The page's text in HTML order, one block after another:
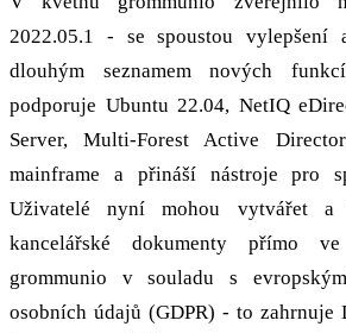
2022.05.1 - se spoustou
dlouhým seznamem nových
podporuje Ubuntu 22.04, NetIQ
Server, Multi-Forest Active
mainframe a přináší nástroje pro
Uživatelé nyní mohou vytvářet a
kancelářské dokumenty přímo
grommunio v souladu s
osobních údajů (GDPR) - to zahrnuje